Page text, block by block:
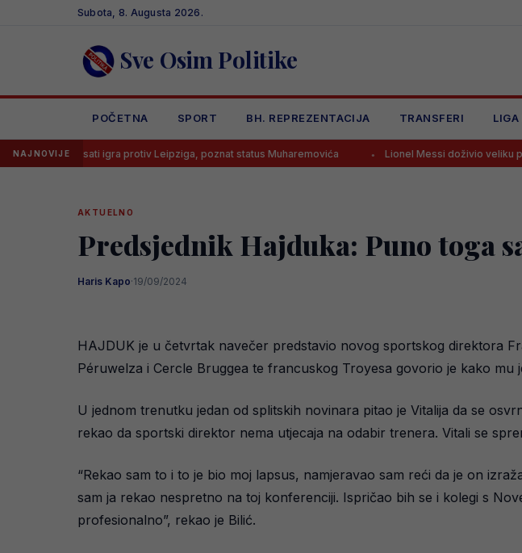
Subota, 8. Augusta 2026.
Sve Osim Politike
POČETNA SPORT BH. REPREZENTACIJA TRANSFERI LIGA
NAJNOVIJE
15 sati igra protiv Leipziga, poznat status Muharemovića Lionel Messi doživio veliku porodičnu
AKTUELNO
Predsjednik Hajduka: Puno toga
Haris Kapo·19/09/2024
HAJDUK je u četvrtak navečer predstavio novog sportskog direktora
Péruwelza i Cercle Bruggea te francuskog Troyesa govorio je kako
U jednom trenutku jedan od splitskih novinara pitao je Vitalija da se
rekao da sportski direktor nema utjecaja na odabir trenera. Vitali se
“Rekao sam to i to je bio moj lapsus, namjeravao sam reći da je on
sam ja rekao nespretno na toj konferenciji. Ispričao bih se i kolegi s
profesionalno”, rekao je Bilić.